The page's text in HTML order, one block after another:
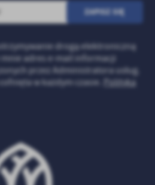
drogą elektroniczną
mnie adres e-mail informacji
przez Administratora usług.
w każdym czasie.
Polityka
pośredników prezentujących nasze
ofert, komunikatów mediów